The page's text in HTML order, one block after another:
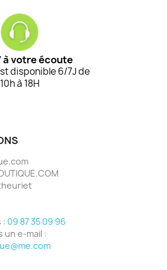
à votre écoute
disponible 6/7J de
10h à 18H
: 09 87 35 09 96
un e-mail :